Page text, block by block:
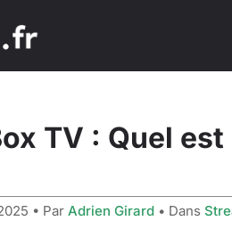
TV : Quel
• Par Adrien Girard • Dans